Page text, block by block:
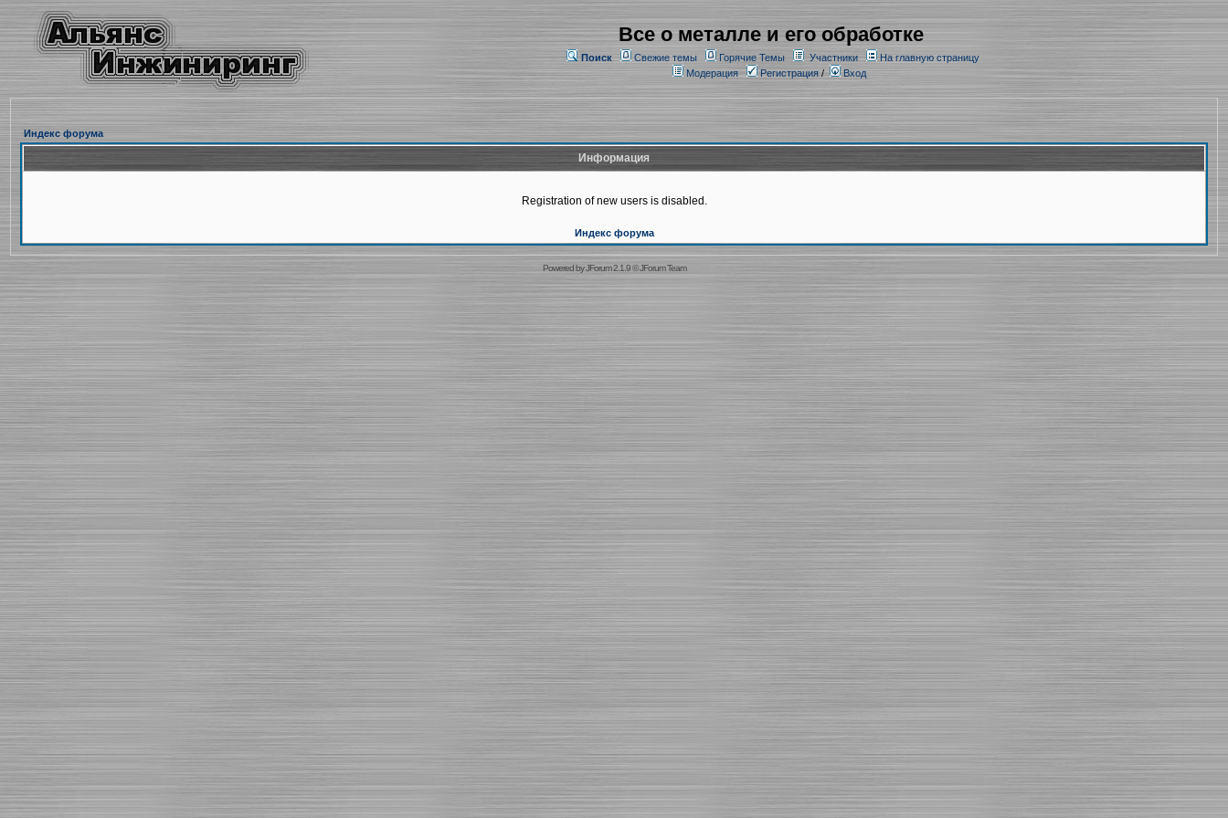
Все о металле и его обработке
Поиск Свежие темы Горячие Темы Участники
На главную страницу
Модерация
Регистрация/ Вход
Индекс форума
Информация
Registration of new users is disabled.
Индекс форума
Powered byJForum 2.1.9©JForum Team